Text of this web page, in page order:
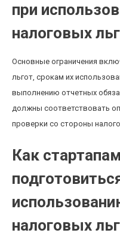
при
налоговых
Основные ограничения
льгот, срокам их
выполнению отчетных
должны соответствовать
проверки со стороны
Как
налоговых